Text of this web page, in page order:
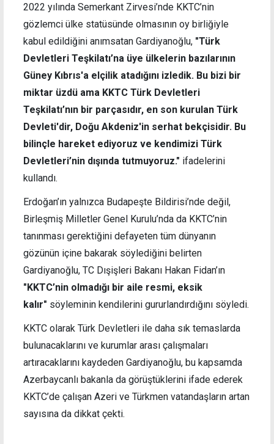
2022 yılında Semerkant Zirvesi’nde KKTC’nin
gözlemci ülke statüsünde olmasının oy birliğiyle
kabul edildiğini anımsatan Gardiyanoğlu, "Türk
Devletleri Teşkilatı’na üye ülkelerin bazılarının
Güney Kıbrıs'a elçilik atadığını izledik. Bu bizi bir
miktar üzdü ama KKTC Türk Devletleri
Teşkilatı’nın bir parçasıdır, en son kurulan Türk
Devleti'dir, Doğu Akdeniz'in serhat bekçisidir. Bu
bilinçle hareket ediyoruz ve kendimizi Türk
Devletleri’nin dışında tutmuyoruz." ifadelerini
kullandı.
Erdoğan’ın yalnızca Budapeşte Bildirisi’nde değil,
Birleşmiş Milletler Genel Kurulu’nda da KKTC’nin
tanınması gerektiğini defayeten tüm dünyanın
gözünün içine bakarak söylediğini belirten
Gardiyanoğlu, TC Dışişleri Bakanı Hakan Fidan’ın
"KKTC’nin olmadığı bir aile resmi, eksik
kalır" söyleminin kendilerini gururlandırdığını söyledi.
KKTC olarak Türk Devletleri ile daha sık temaslarda
bulunacaklarını ve kurumlar arası çalışmaları
artıracaklarını kaydeden Gardiyanoğlu, bu kapsamda
Azerbaycanlı bakanla da görüştüklerini ifade ederek
KKTC’de çalışan Azeri ve Türkmen vatandaşların artan
sayısına da dikkat çekti.